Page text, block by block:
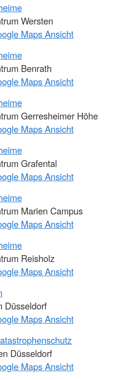
Wersten
Maps Ansicht
Benrath
Maps Ansicht
Gerresheimer Höhe
Maps Ansicht
Grafental
Maps Ansicht
Marien Campus
Maps Ansicht
Reisholz
Maps Ansicht
Düsseldorf
Maps Ansicht
Düsseldorf
Maps Ansicht